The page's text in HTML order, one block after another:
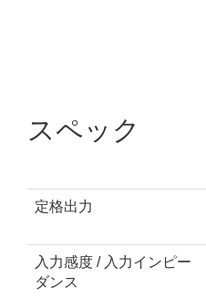
スペック
定格出力
入力感度 / 入力インピー
ダンス